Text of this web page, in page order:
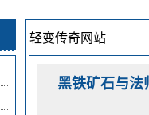
轻变传奇网站
黑铁矿石与法